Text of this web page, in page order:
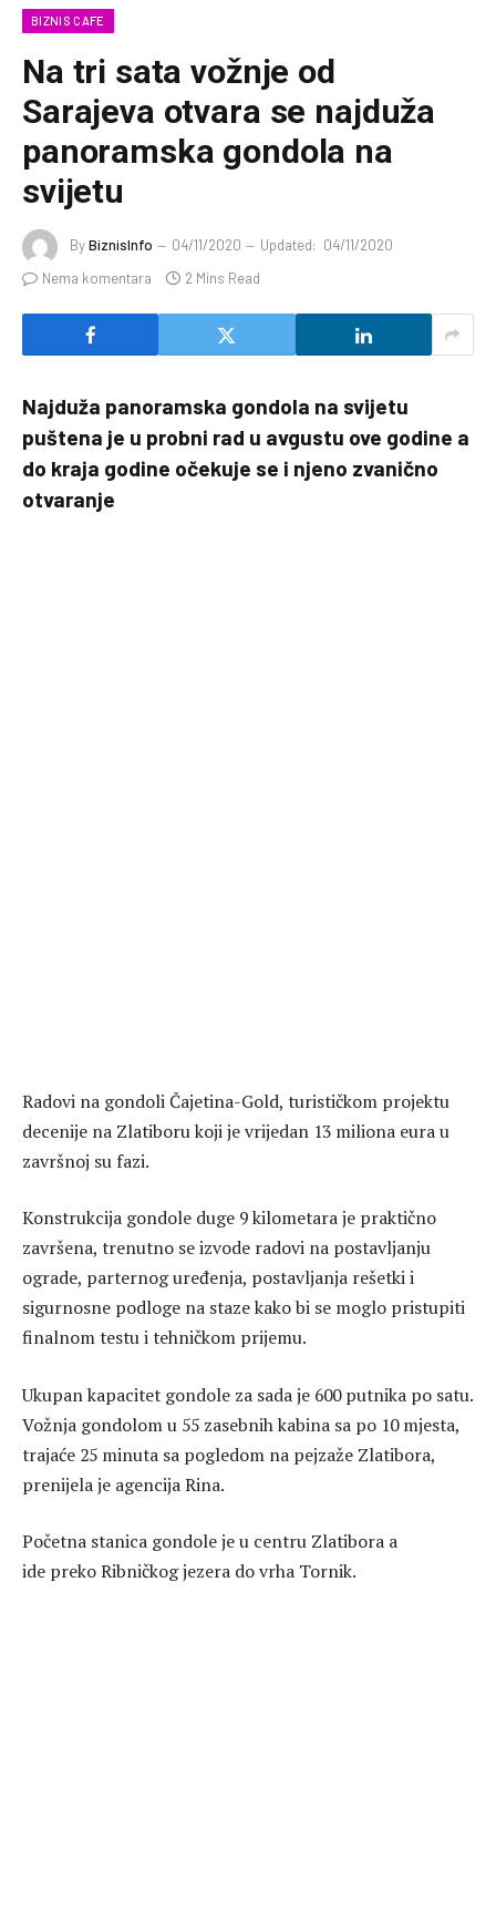
BIZNIS CAFE
Na tri sata vožnje od
Sarajeva otvara se najduža
panoramska gondola na
svijetu
ByBiznisInfo 04/11/2020 Updated: 04/11/2020
Nema komentara
2 Mins Read
Najduža panoramska gondola na svijetu
puštena je u probni rad u avgustu ove godine a
do kraja godine očekuje se i njeno zvanično
otvaranje
Radovi na gondoli Čajetina-Gold, turističkom projektu
decenije na Zlatiboru koji je vrijedan 13 miliona eura u
završnoj su fazi.
Konstrukcija gondole duge 9 kilometara je praktično
završena, trenutno se izvode radovi na postavljanju
ograde, parternog uređenja, postavljanja rešetki i
sigurnosne podloge na staze kako bi se moglo pristupiti
finalnom testu i tehničkom prijemu.
Ukupan kapacitet gondole za sada je 600 putnika po satu.
Vožnja gondolom u 55 zasebnih kabina sa po 10 mjesta,
trajaće 25 minuta sa pogledom na pejzaže Zlatibora,
prenijela je agencija Rina.
Početna stanica gondole je u centru Zlatibora a
ide preko Ribničkog jezera do vrha Tornik.